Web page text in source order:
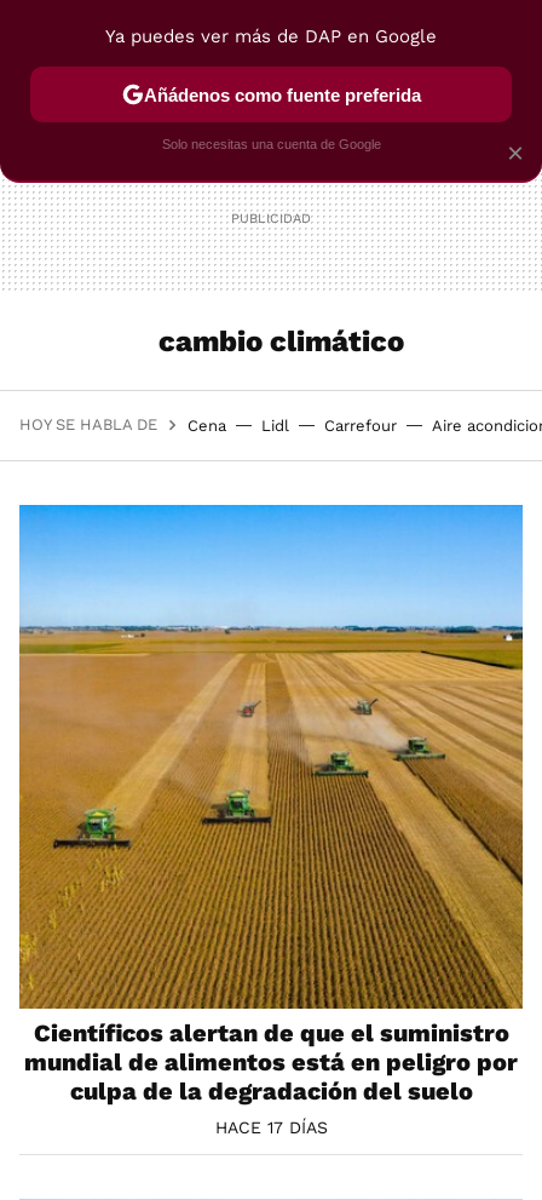
POSTRES VIAJES SELECCIÓN VEGUI
cambio climático
HOY SE HABLA DE Cena Lidl Carrefour Aire
Científicos alertan de que el suministro
mundial de alimentos está en peligro por
culpa de la degradación del suelo
HACE 17 DÍAS
×
Ya puedes ver más de DAP en Google
Añádenos como fuente preferida
Solo necesitas una cuenta de Google